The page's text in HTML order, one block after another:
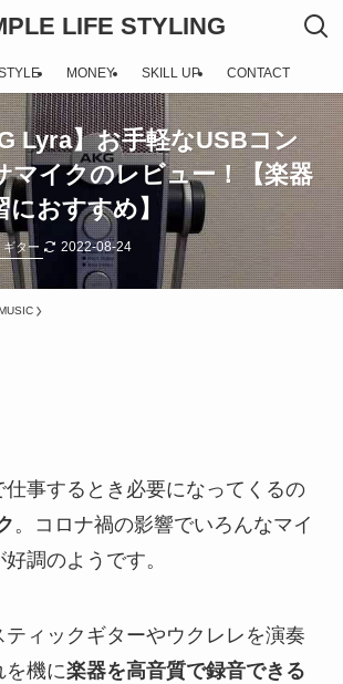
LIFE STYLING
MONEY SKILL UP CONTACT
Lyra】お手軽なUSBコン
マイクのレビュー！【楽器
におすすめ】
ギター 2022-08-24
MUSIC
事するとき必要になってくるの
。コロナ禍の影響でいろんなマイ
調のようです。
ィックギターやウクレレを演奏
を機に楽器を高音質で録音できる